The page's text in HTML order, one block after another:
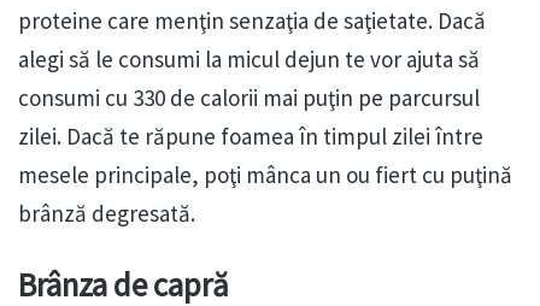
proteine care menţin senzaţia de saţietate. Dacă
alegi să le consumi la micul dejun te vor ajuta să
consumi cu 330 de calorii mai puţin pe parcursul
zilei. Dacă te răpune foamea în timpul zilei între
mesele principale, poţi mânca un ou fiert cu puţină
brânză degresată.
Brânza de capră